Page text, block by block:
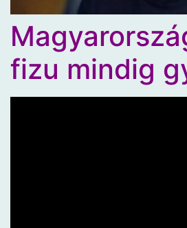
fizu mindig